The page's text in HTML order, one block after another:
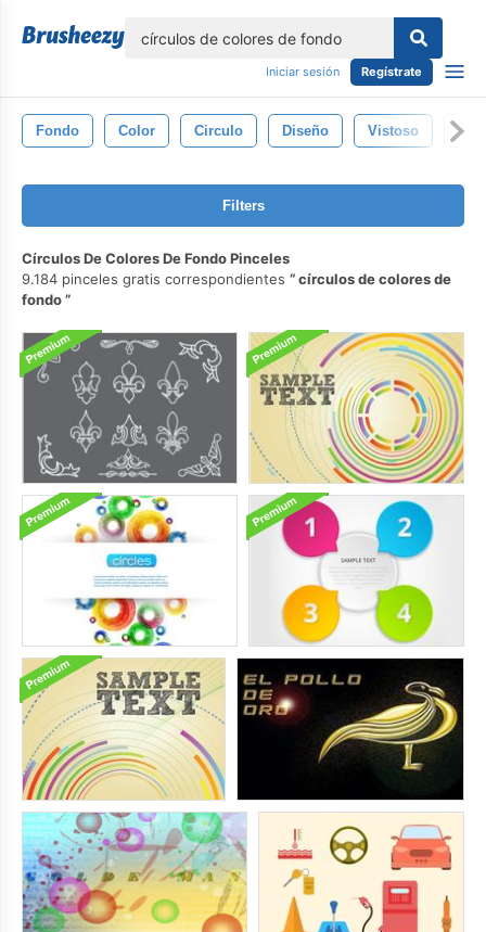
Iniciar sesión Regístrate
Fondo Color Circulo Diseño Vistoso
Filters
Círculos De Colores De Fondo Pinceles
9.184 pinceles gratis correspondientes
círculos de colores de
fondo